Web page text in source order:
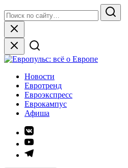
to
content
for:
Search
Close
Европульс: всё о Европе
Новости
Евротренд
Евроэкспресс
Еврокампус
Афиша
Элемент
меню
Элемент
меню
Элемент